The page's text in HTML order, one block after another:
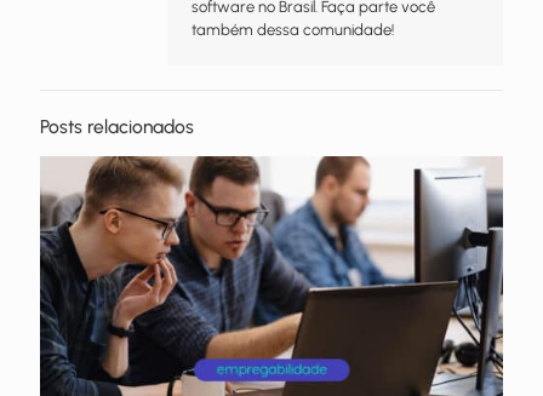
software no Brasil. Faça parte você
também dessa comunidade!
Posts relacionados